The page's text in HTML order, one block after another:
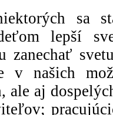
sa
lepší
zanechať
v našich
ale aj